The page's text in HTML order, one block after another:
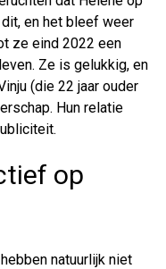
en het bleef weer
ze eind 2022 een
Ze is gelukkig, en
(die 22 jaar ouder
Hun relatie
op
natuurlijk niet